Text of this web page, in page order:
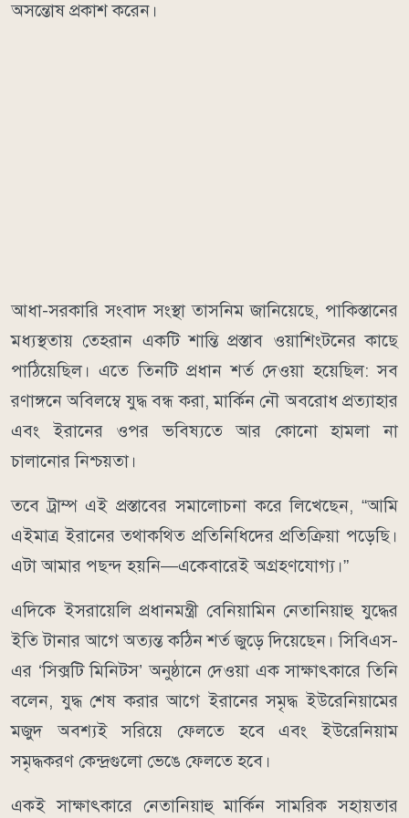
অসন্তোষ প্রকাশ করেন।
আধা-সরকারি সংবাদ সংস্থা তাসনিম জানিয়েছে, পাকিস্তানের
মধ্যস্থতায় তেহরান একটি শান্তি প্রস্তাব ওয়াশিংটনের কাছে
পাঠিয়েছিল। এতে তিনটি প্রধান শর্ত দেওয়া হয়েছিল: সব
রণাঙ্গনে অবিলম্বে যুদ্ধ বন্ধ করা, মার্কিন নৌ অবরোধ প্রত্যাহার
এবং ইরানের ওপর ভবিষ্যতে আর কোনো হামলা না
চালানোর নিশ্চয়তা।
তবে ট্রাম্প এই প্রস্তাবের সমালোচনা করে লিখেছেন, “আমি
এইমাত্র ইরানের তথাকথিত প্রতিনিধিদের প্রতিক্রিয়া পড়েছি।
এটা আমার পছন্দ হয়নি—একেবারেই অগ্রহণযোগ্য।”
এদিকে ইসরায়েলি প্রধানমন্ত্রী বেনিয়ামিন নেতানিয়াহু যুদ্ধের
ইতি টানার আগে অত্যন্ত কঠিন শর্ত জুড়ে দিয়েছেন। সিবিএস-
এর ‘সিক্সটি মিনিটস’ অনুষ্ঠানে দেওয়া এক সাক্ষাৎকারে তিনি
বলেন, যুদ্ধ শেষ করার আগে ইরানের সমৃদ্ধ ইউরেনিয়ামের
মজুদ অবশ্যই সরিয়ে ফেলতে হবে এবং ইউরেনিয়াম
সমৃদ্ধকরণ কেন্দ্রগুলো ভেঙে ফেলতে হবে।
একই সাক্ষাৎকারে নেতানিয়াহু মার্কিন সামরিক সহায়তার